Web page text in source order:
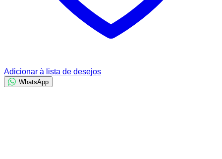
Adicionar à lista de desejos
WhatsApp